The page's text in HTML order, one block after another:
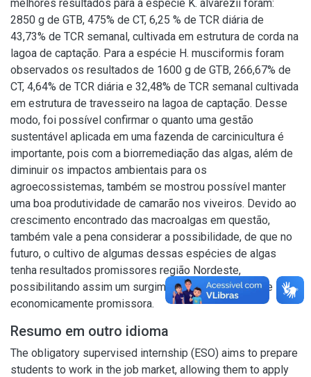
melhores resultados para a espécie K. alvarezii foram:
2850 g de GTB, 475% de CT, 6,25 % de TCR diária de
43,73% de TCR semanal, cultivada em estrutura de corda na
lagoa de captação. Para a espécie H. musciformis foram
observados os resultados de 1600 g de GTB, 266,67% de
CT, 4,64% de TCR diária e 32,48% de TCR semanal cultivada
em estrutura de travesseiro na lagoa de captação. Desse
modo, foi possível confirmar o quanto uma gestão
sustentável aplicada em uma fazenda de carcinicultura é
importante, pois com a biorremediação das algas, além de
diminuir os impactos ambientais para os
agroecossistemas, também se mostrou possível manter
uma boa produtividade de camarão nos viveiros. Devido ao
crescimento encontrado das macroalgas em questão,
também vale a pena considerar a possibilidade, de que no
futuro, o cultivo de algumas dessas espécies de algas
tenha resultados promissores região Nordeste,
possibilitando assim um surgimento de uma atividade
economicamente promissora.
Resumo em outro idioma
The obligatory supervised internship (ESO) aims to prepare
students to work in the job market, allowing them to apply